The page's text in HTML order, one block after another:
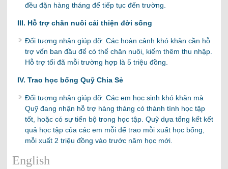
đều đặn hàng tháng để tiếp tục đến trường.
III. Hỗ trợ chăn nuôi cải thiện đời sống
Đối tượng nhận giúp đỡ: Các hoàn cảnh khó khăn cần hỗ
trợ vốn ban đầu để có thể chăn nuôi, kiếm thêm thu nhập.
Hỗ trợ tối đã mỗi trường hợp là 5 triệu đồng.
IV. Trao học bổng Quỹ Chia Sẻ
Đối tượng nhận giúp đỡ: Các em học sinh khó khăn mà
Quỹ đang nhận hỗ trợ hàng tháng có thành tính học tập
tốt, hoặc có sự tiến bộ trong học tập. Quỹ dựa tổng kết kết
quả học tập của các em mỗi để trao mỗi xuất học bổng,
mỗi xuất 2 triệu đồng vào trước năm học mới.
English